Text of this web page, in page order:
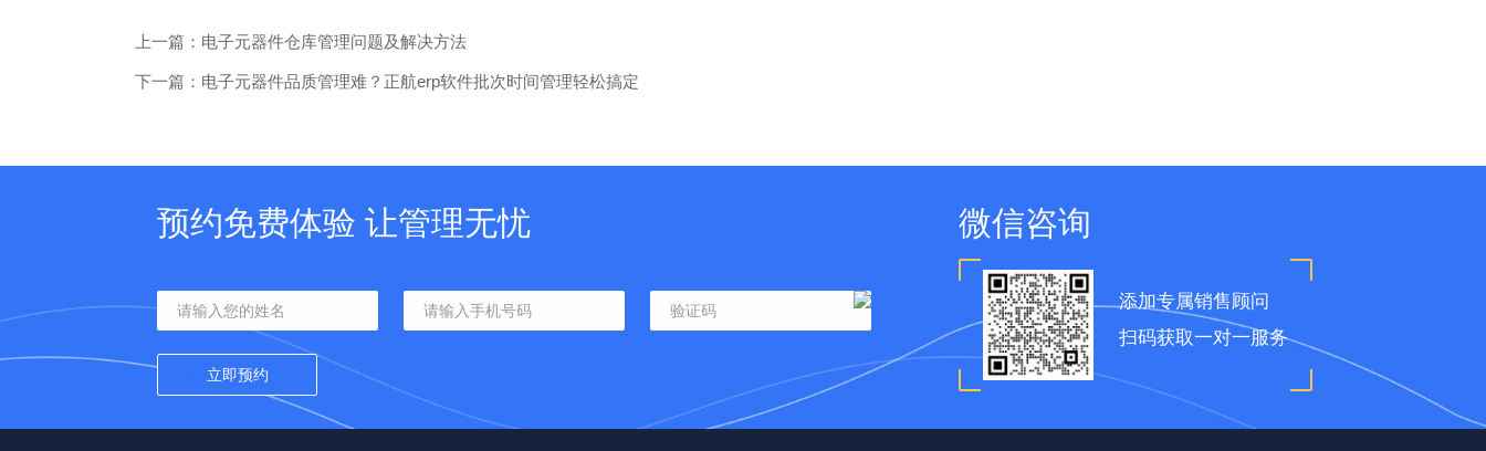
上一篇：电子元器件仓库管理问题及解决方法
下一篇：电子元器件品质管理难？正航erp软件批次时间管理轻松搞定
预约免费体验 让管理无忧 微信咨询
添加专属销售顾问
扫码获取一对一服务